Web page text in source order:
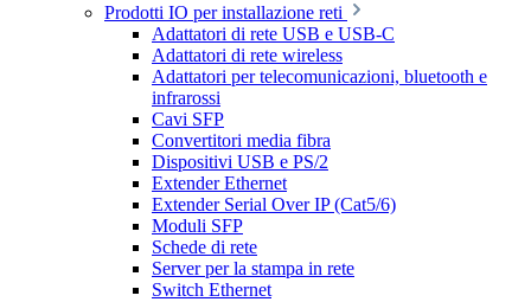
Prodotti IO per installazione reti
Adattatori di rete USB e USB-C
Adattatori di rete wireless
Adattatori per telecomunicazioni, bluetooth e
infrarossi
Cavi SFP
Convertitori media fibra
Dispositivi USB e PS/2
Extender Ethernet
Extender Serial Over IP (Cat5/6)
Moduli SFP
Schede di rete
Server per la stampa in rete
Switch Ethernet